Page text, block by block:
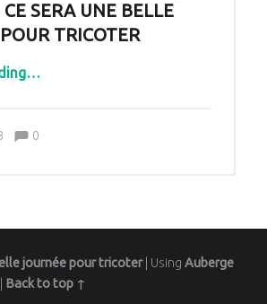
SERA UNE BELLE
TRICOTER
“La petite pile qui monte…qui monte … Ce sera une belle rentrée pour tricoter”
…
Pascale G&-BdC-WKF
Comments:0
journée pour tricoter Using Auberge
Back to top ↑